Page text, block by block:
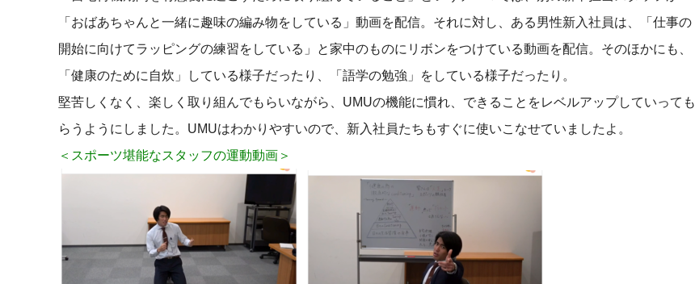
「おばあちゃんと一緒に趣味の編み物をしている」動画を配信。それに対し、ある男性新入社員は、「仕事の
開始に向けてラッピングの練習をしている」と家中のものにリボンをつけている動画を配信。そのほかにも、
「健康のために自炊」している様子だったり、「語学の勉強」をしている様子だったり。
堅苦しくなく、楽しく取り組んでもらいながら、UMUの機能に慣れ、できることをレベルアップしていっても
らうようにしました。UMUはわかりやすいので、新入社員たちもすぐに使いこなせていましたよ。
＜スポーツ堪能なスタッフの運動動画＞